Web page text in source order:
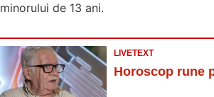
minorului de 13 ani.
LIVETEXT
Horoscop rune